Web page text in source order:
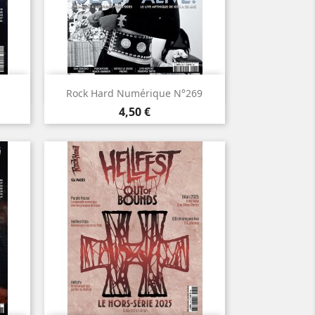
Rock Hard Numérique N°269
Prix
4,50 €
 Aperçu rapide